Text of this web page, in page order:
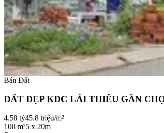
Bán Đất
ĐẤT ĐẸP KDC LÁI THIÊU GẦN
4.58 tỷ45.8 triệu/m²
100 m²5 x 20m